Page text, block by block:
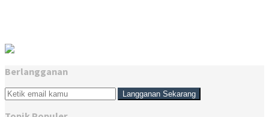
Berlangganan